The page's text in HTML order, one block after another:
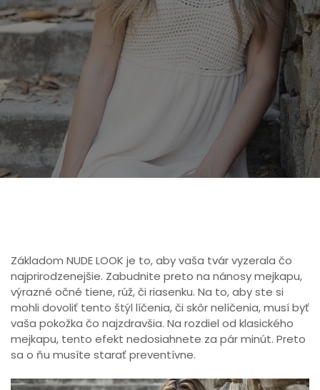
Základom NUDE LOOK je to, aby vaša tvár vyzerala čo
najprirodzenejšie. Zabudnite preto na nánosy mejkapu,
výrazné očné tiene, rúž, či riasenku. Na to, aby ste si
mohli dovoliť tento štýl líčenia, či skôr nelíčenia, musí byť
vaša pokožka čo najzdravšia. Na rozdiel od klasického
mejkapu, tento efekt nedosiahnete za pár minút. Preto
sa o ňu musíte starať preventívne.